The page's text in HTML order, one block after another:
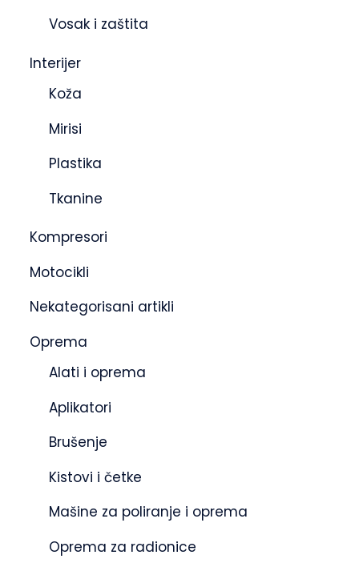
Vosak i zaštita
Interijer
Koža
Mirisi
Plastika
Tkanine
Kompresori
Motocikli
Nekategorisani artikli
Oprema
Alati i oprema
Aplikatori
Brušenje
Kistovi i četke
Mašine za poliranje i oprema
Oprema za radionice